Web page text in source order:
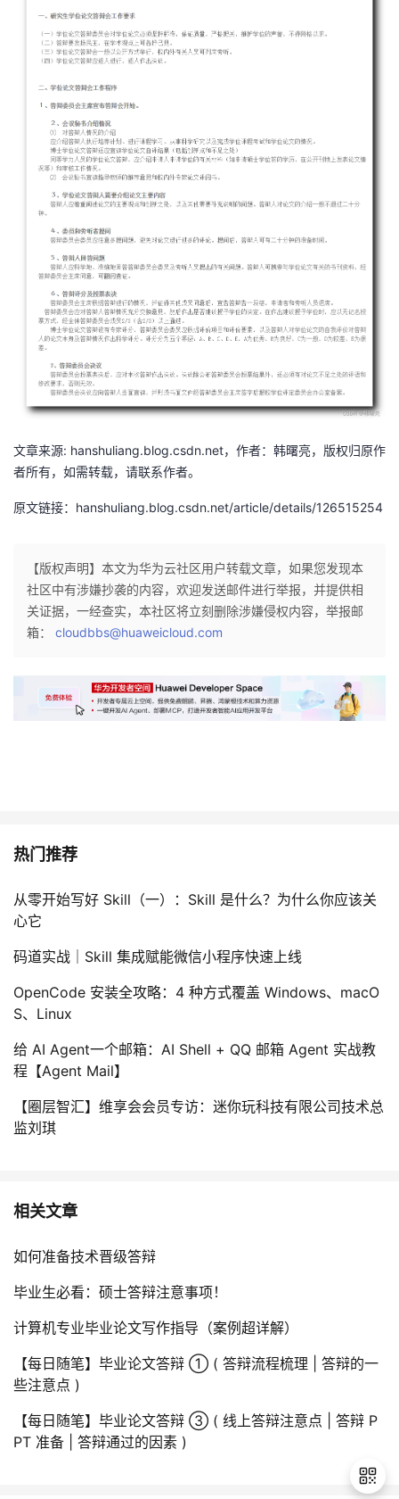
文章来源: hanshuliang.blog.csdn.net，作者：韩曙亮，版权归原作
者所有，如需转载，请联系作者。
原文链接：hanshuliang.blog.csdn.net/article/details/126515254
【版权声明】本文为华为云社区用户转载文章，如果您发现本
社区中有涉嫌抄袭的内容，欢迎发送邮件进行举报，并提供相
关证据，一经查实，本社区将立刻删除涉嫌侵权内容，举报邮
箱： cloudbbs@huaweicloud.com
热门推荐
从零开始写好 Skill（一）：Skill 是什么？为什么你应该关
心它
码道实战｜Skill 集成赋能微信小程序快速上线
OpenCode 安装全攻略：4 种方式覆盖 Windows、macO
S、Linux
给 AI Agent一个邮箱：AI Shell + QQ 邮箱 Agent 实战教
程【Agent Mail】
【圈层智汇】维享会会员专访：迷你玩科技有限公司技术总
监刘琪
相关文章
如何准备技术晋级答辩
毕业生必看：硕士答辩注意事项！
计算机专业毕业论文写作指导（案例超详解）
【每日随笔】毕业论文答辩 ① ( 答辩流程梳理 | 答辩的一
些注意点 )
【每日随笔】毕业论文答辩 ③ ( 线上答辩注意点 | 答辩 P
PT 准备 | 答辩通过的因素 )